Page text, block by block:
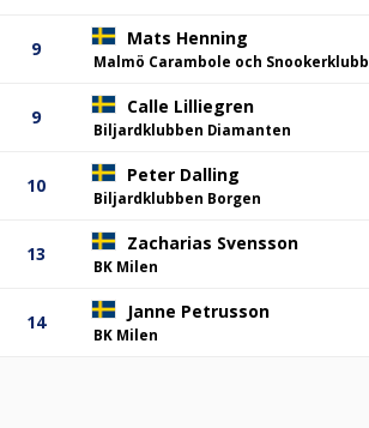
9 Mats Henning
Malmö Carambole och Snookerklubb
9 Calle Lilliegren
Biljardklubben Diamanten
10 Peter Dalling
Biljardklubben Borgen
13 Zacharias Svensson
BK Milen
14 Janne Petrusson
BK Milen